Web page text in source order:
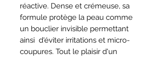
réactive. Dense et crémeuse, sa
formule protège la peau comme
un bouclier invisible permettant
ainsi d'éviter irritations et micro-
coupures. Tout le plaisir d'un